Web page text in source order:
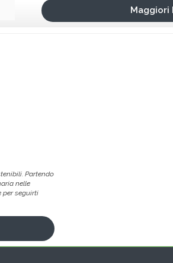
Maggiori
Partendo
nelle
per seguirti